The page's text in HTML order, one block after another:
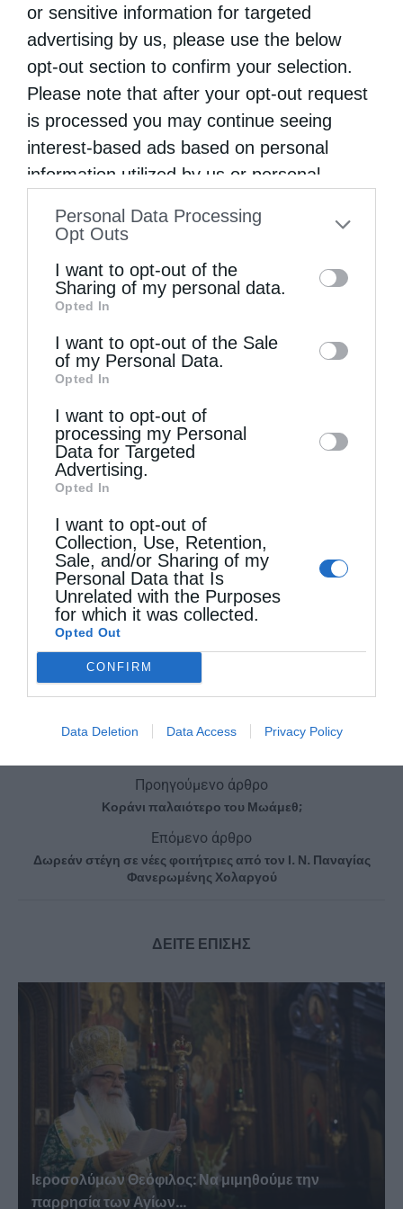
or sensitive information for targeted
advertising by us, please use the below
opt-out section to confirm your selection.
Please note that after your opt-out request
is processed you may continue seeing
interest-based ads based on personal
information utilized by us or personal
to your opt-out. You may separately opt-out
information by third parties on the IAB’s list
of downstream participants. This
information may also be disclosed by us to
third parties on theIAB’s List of
Downstream Participants
disclose it to other third parties.
Personal Data Processing
Opt Outs
I want to opt-out of the
Sharing of my personal data.
Opted In
I want to opt-out of the Sale
of my Personal Data.
Opted In
I want to opt-out of
processing my Personal
Data for Targeted
Advertising.
Opted In
I want to opt-out of
Collection, Use, Retention,
Sale, and/or Sharing of my
Personal Data that Is
Unrelated with the Purposes
for which it was collected.
Opted Out
CONFIRM
Data Deletion Data Access Privacy Policy
Οἱ συναχθέντες Ἱεράρχαι ἀπευθύνουν τήν
εὐλογίαν αὐτῶν εἰς τούς πιστούς τῶν
ἑκασταχοῦ θεοσώστων ἐπαρχιῶν τῆς
πρωτοθρόνου Ἐκκλησίας, ὡς καί πρός
«πᾶσαν ψυχήν Χριστιανῶν Ὀρθοδόξων»,
ὁμοῦ μέ τήν ἔκφρασιν τοῦ σεβασμοῦ των
πρός τούς Μακ. Προκαθημένους τῶν
Ὀρθοδόξων Ἐκκλησιῶν καί τήν εὐχήν νά
ἴδουν πραγματοποιουμένην κατά τό
προσεχές ἔτος τήν Ἁγίαν καί Μεγάλην
Σύνοδον τῆς Ἁγίας Ὀρθοδόξου ἡμῶν
Ἐκκλησίας.
Ἐν τοῖς Πατριαρχείοις, τῇ 2ᾳ Σεπτεμβρίου
2015
Ἐκ τῆς Ἀρχιγραμματείας τῆς Ἁγίας καί Ἱερᾶς
Συνόδου
ΟΙΚΟΥΜΕΝΙΚΌ ΠΑΤΡΙΑΡΧΕΊΟ
ΜΟΙΡΑΣΟΥ 0
Προηγούμενο άρθρο
Κοράνι παλαιότερο του Μωάμεθ;
Επόμενο άρθρο
Δωρεάν στέγη σε νέες φοιτήτριες από τον Ι. Ν. Παναγίας
Φανερωμένης Χολαργού
ΔΕΙΤΕ ΕΠΙΣΗΣ
Ιεροσολύμων Θεόφιλος: Να μιμηθούμε την
παρρησία των Αγίων...